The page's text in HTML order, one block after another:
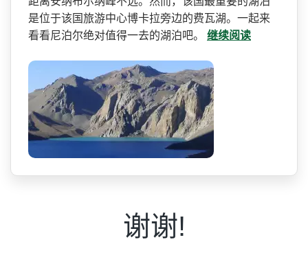
是位于该国旅游中­心博卡拉旁边的费瓦湖。一起来
看看尼泊尔绝对值得一­去的湖泊吧。 继续阅读
谢谢!